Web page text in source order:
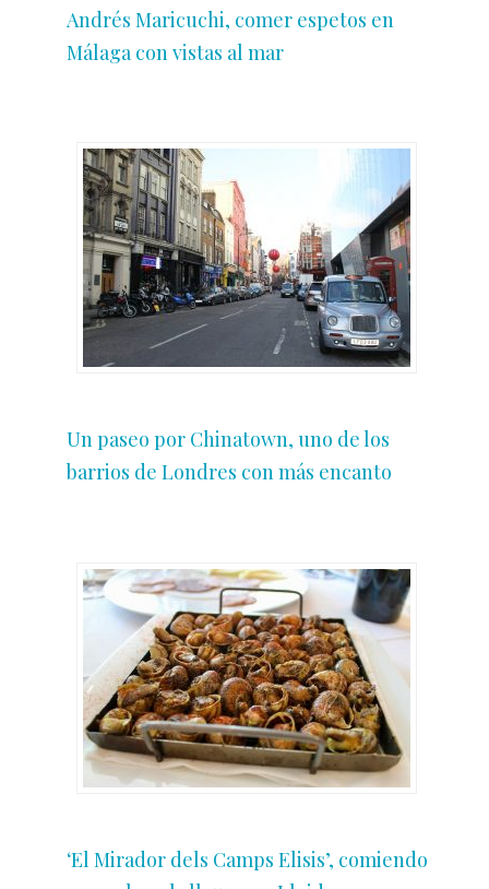
Andrés Maricuchi, comer espetos en
Málaga con vistas al mar
Un paseo por Chinatown, uno de los
barrios de Londres con más encanto
‘El Mirador dels Camps Elisis’, comiendo